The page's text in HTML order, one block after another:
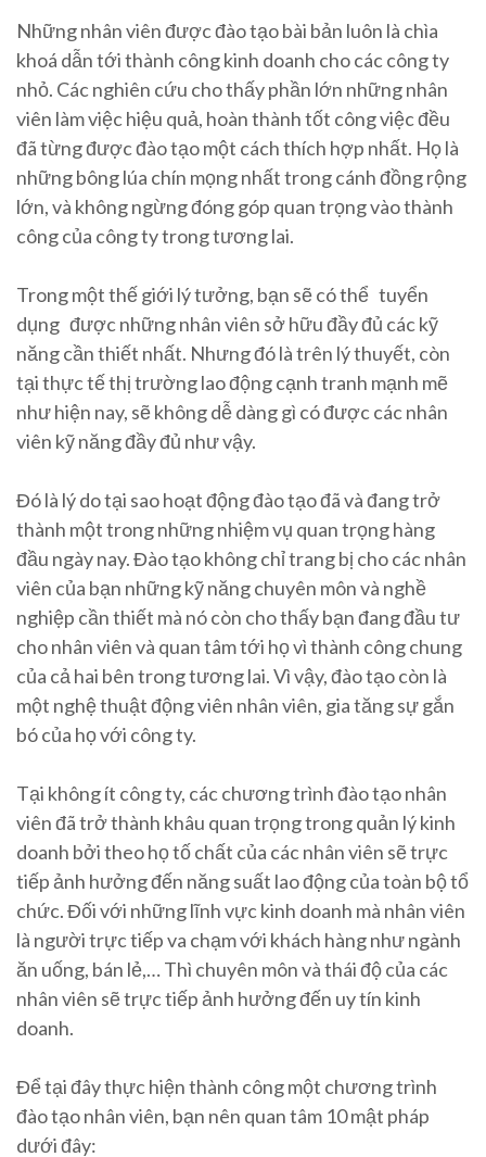
Những nhân viên được đào tạo bài bản luôn là chìa
khoá dẫn tới thành công kinh doanh cho các công ty
nhỏ. Các nghiên cứu cho thấy phần lớn những nhân
viên làm việc hiệu quả, hoàn thành tốt công việc đều
đã từng được đào tạo một cách thích hợp nhất. Họ là
những bông lúa chín mọng nhất trong cánh đồng rộng
lớn, và không ngừng đóng góp quan trọng vào thành
công của công ty trong tương lai.
Trong một thế giới lý tưởng, bạn sẽ có thể tuyển
dụng được những nhân viên sở hữu đầy đủ các kỹ
năng cần thiết nhất. Nhưng đó là trên lý thuyết, còn
tại thực tế thị trường lao động cạnh tranh mạnh mẽ
như hiện nay, sẽ không dễ dàng gì có được các nhân
viên kỹ năng đầy đủ như vậy.
Đó là lý do tại sao hoạt động đào tạo đã và đang trở
thành một trong những nhiệm vụ quan trọng hàng
đầu ngày nay. Đào tạo không chỉ trang bị cho các nhân
viên của bạn những kỹ năng chuyên môn và nghề
nghiệp cần thiết mà nó còn cho thấy bạn đang đầu tư
cho nhân viên và quan tâm tới họ vì thành công chung
của cả hai bên trong tương lai. Vì vậy, đào tạo còn là
một nghệ thuật động viên nhân viên, gia tăng sự gắn
bó của họ với công ty.
Tại không ít công ty, các chương trình đào tạo nhân
viên đã trở thành khâu quan trọng trong quản lý kinh
doanh bởi theo họ tố chất của các nhân viên sẽ trực
tiếp ảnh hưởng đến năng suất lao động của toàn bộ tổ
chức. Đối với những lĩnh vực kinh doanh mà nhân viên
là người trực tiếp va chạm với khách hàng như ngành
ăn uống, bán lẻ,… Thì chuyên môn và thái độ của các
nhân viên sẽ trực tiếp ảnh hưởng đến uy tín kinh
doanh.
Để tại đây thực hiện thành công một chương trình
đào tạo nhân viên, bạn nên quan tâm 10 mật pháp
dưới đây: